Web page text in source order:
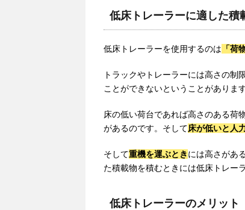
低床トレーラーに適した積
低床トレーラーを使用するのは 「荷
トラックやトレーラーには高さの
ことができないということがあります
床の低い荷台であれば高さのある荷
があるのです。そして床が低いと人
そして重機を運ぶときには高さがあ
た積載物を積むときには低床トレー
低床トレーラーのメリット